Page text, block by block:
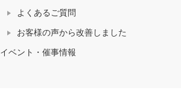
よくあるご質問
お客様の声から改善しました
イベント・催事情報